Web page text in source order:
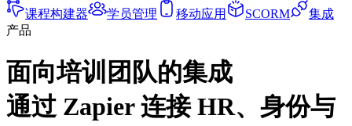
课程构建器 学员管理 移动应用 SCORM
集成
产品
面向培训团队的集成
通过 Zapier 连接 HR、身份与